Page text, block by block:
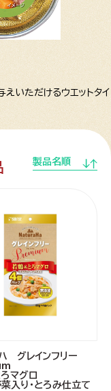
いただけるウエットタイ
製品名順
グレインフリー
マグロ
入り・とろみ仕立て